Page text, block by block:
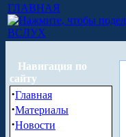
ГЛАВНАЯ
ВСЛУХ
Навигация по
сайту
·Главная
·Материалы
·Новости